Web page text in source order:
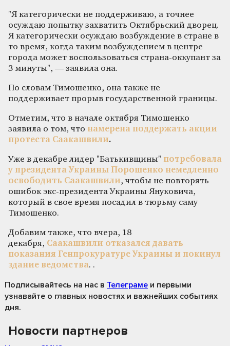
"Я категорически не поддерживаю, а точнее
осуждаю попытку захватить Октябрьский дворец.
Я категорически осуждаю возбуждение в стране в
то время, когда таким возбуждением в центре
города может воспользоваться страна-оккупант за
3 минуты", — заявила она.
По словам Тимошенко, она также не
поддерживает прорыв государственной границы.
Отметим, что в начале октября Тимошенко
заявила о том, что намерена поддержать акции
протеста Саакашвили.
Уже в декабре лидер "Батькивщины" потребовала
у президента Украины Порошенко немедленно
освободить Саакашвили, чтобы не повторять
ошибок экс-президента Украины Януковича,
который в свое время посадил в тюрьму саму
Тимошенко.
Добавим также, что вчера, 18
декабря, Саакашвили отказался давать
показания Генпрокуратуре Украины и покинул
здание ведомства. .
Подписывайтесь на нас в Телеграме и первыми
узнавайте о главных новостях и важнейших событиях
дня.
Новости партнеров